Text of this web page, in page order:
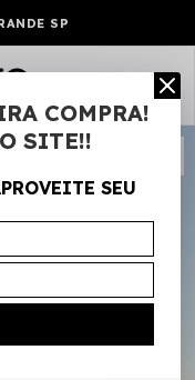
SP
0
COMPRA!
SITE!!
SEU